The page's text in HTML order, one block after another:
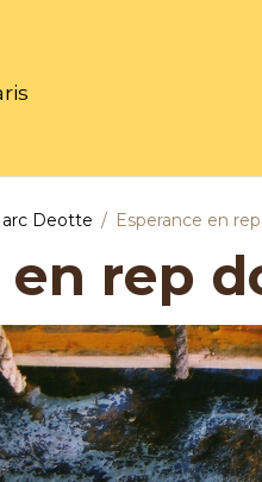
Deotte Esperance en
en rep